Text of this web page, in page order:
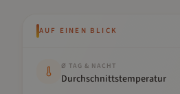
AUF EINEN BLICK
Ø TAG & NACHT
Durchschnittstemperatur